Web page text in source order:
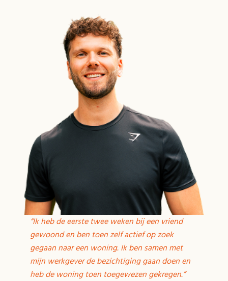
“Ik heb de eerste twee weken bij een vriend
gewoond en ben toen zelf actief op zoek
gegaan naar een woning. Ik ben samen met
mijn werkgever de bezichtiging gaan doen en
heb de woning toen toegewezen gekregen.”